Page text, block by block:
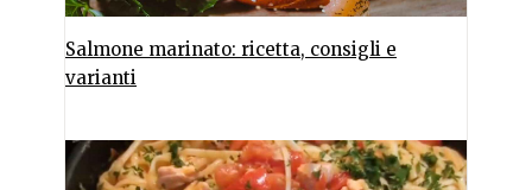
Salmone marinato: ricetta, consigli e
varianti